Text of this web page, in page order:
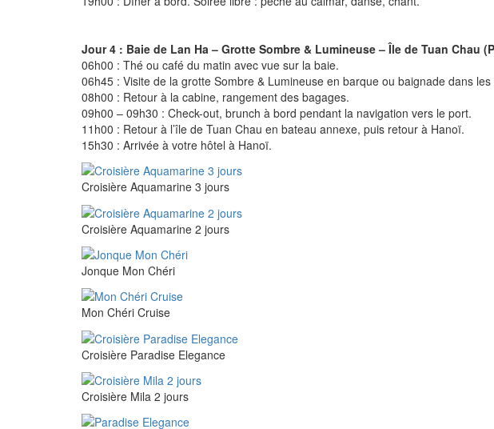
Jour 4 : Baie de Lan Ha – Grotte Sombre & Lumineuse – Île de Tuan Chau
06h00 : Thé ou café du matin avec vue sur la baie.
06h45 : Visite de la grotte Sombre & Lumineuse en barque ou baignade dans
08h00 : Retour à la cabine, rangement des bagages.
09h00 – 09h30 : Check-out, brunch à bord pendant la navigation vers le port.
11h00 : Retour à l’île de Tuan Chau en bateau annexe, puis retour à Hanoï.
15h30 : Arrivée à votre hôtel à Hanoï.
Croisière Aquamarine 3 jours
Croisière Aquamarine 2 jours
Jonque Mon Chéri
Mon Chéri Cruise
Croisière Paradise Elegance
Croisière Mila 2 jours